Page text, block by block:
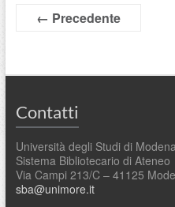
← Precedente
Contatti
Università degli Studi di
Sistema Bibliotecario di Ateneo
Via Campi 213/C – 41125
sba@unimore.it